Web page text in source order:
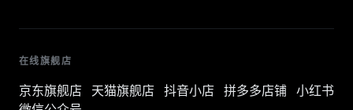
在线旗舰店
京东旗舰店 天猫旗舰店 抖音小店 拼多多店铺 小红书